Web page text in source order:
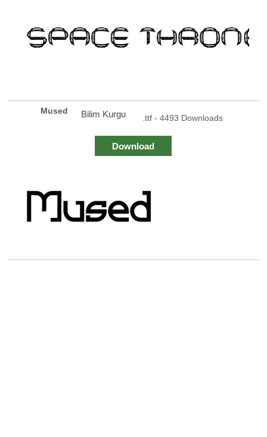
Mused Bilim Kurgu .ttf - 4493 Downloads
Download